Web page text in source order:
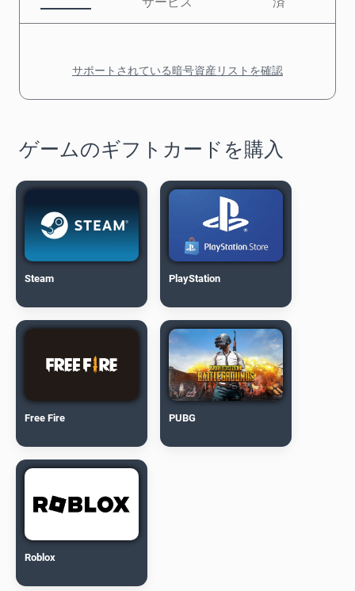
サポートされている暗号資産リストを確認
ゲームのギフトカードを購入
Steam PlayStation
Free Fire PUBG
Roblox